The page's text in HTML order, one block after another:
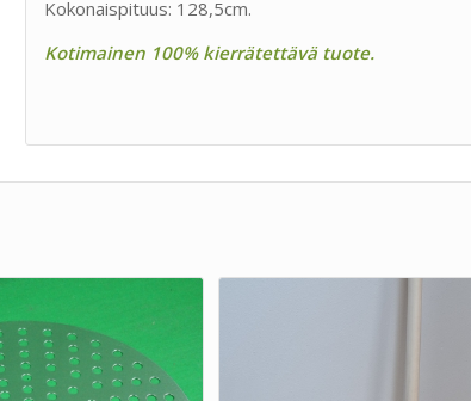
Kokonaispituus: 128,5cm.
Kotimainen 100% kierrätettävä tuote.